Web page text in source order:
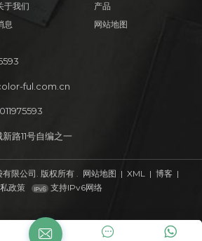
于我们
产品
息
网站地图
ful.com.cn
路11号自编之一
限公司. 版权所有 . 网站地图 | XML | 博客 |
政策
支持IPv6网络